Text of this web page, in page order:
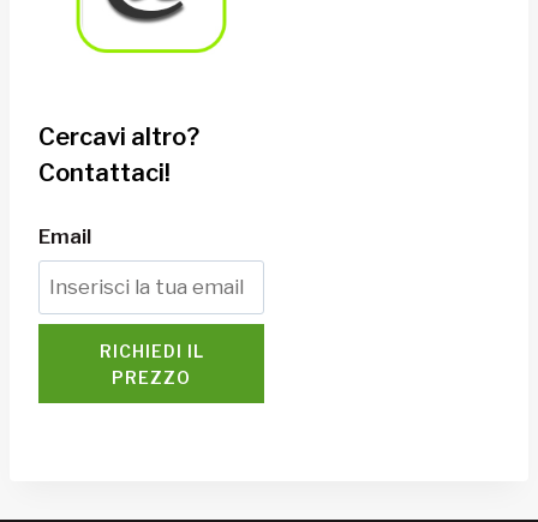
Cercavi altro?
Contattaci!
Email
RICHIEDI IL
PREZZO